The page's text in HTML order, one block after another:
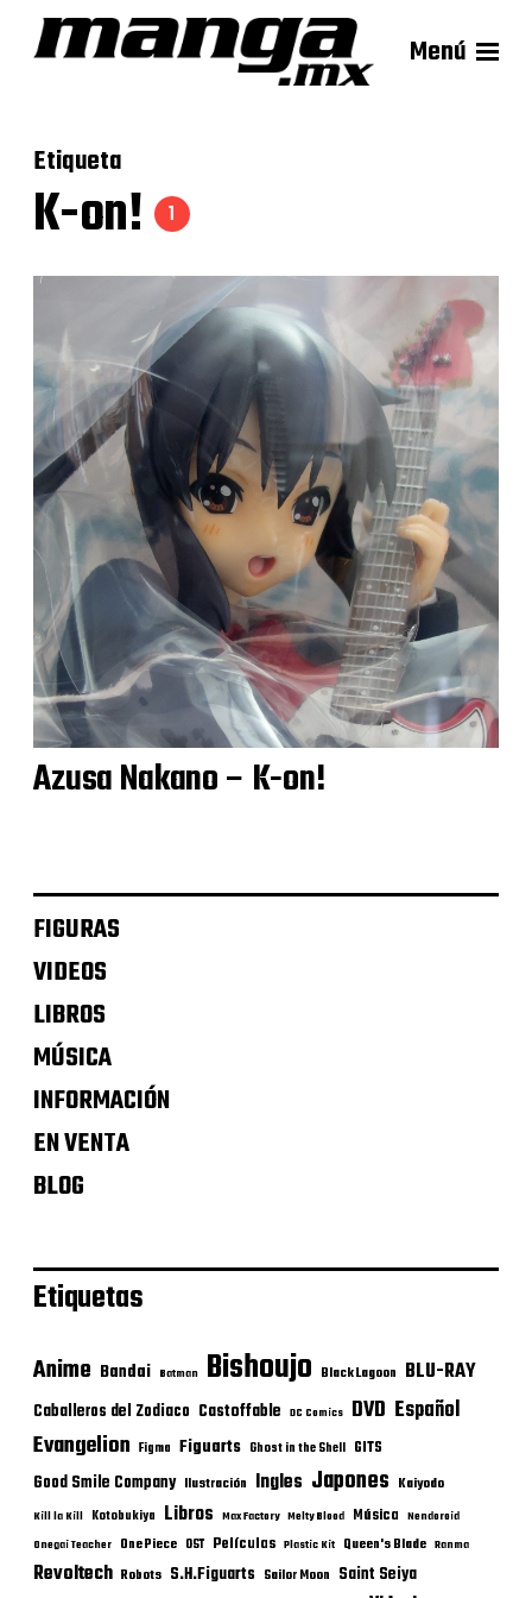
Menú
Etiqueta
K-on! 1
Azusa Nakano – K-on!
FIGURAS
VIDEOS
LIBROS
MÚSICA
INFORMACIÓN
EN VENTA
BLOG
Etiquetas
Anime Bandai Batman Bishoujo Black Lagoon BLU-RAY
Caballeros del Zodiaco Castoffable DC Comics DVD Español
Evangelion Figma Figuarts Ghost in the Shell GITS
Good Smile Company Ilustración Ingles Japones Kaiyodo
Kill la Kill Kotobukiya Libros Max Factory Melty Blood Música Nendoroid
Onegai Teacher One Piece OST Películas Plastic Kit Queen's Blade Ranma
Revoltech Robots S.H.Figuarts Sailor Moon Saint Seiya